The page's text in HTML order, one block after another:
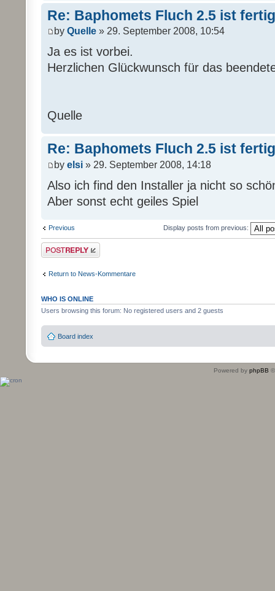
Re: Baphomets Fluch 2.5 ist fertig
by Quelle » 29. September 2008, 10:54
Ja es ist vorbei.
Herzlichen Glückwunsch für das
Quelle
Re: Baphomets Fluch 2.5 ist fertig
by elsi » 29. September 2008, 14:18
Also ich find den Installer ja nicht so
Aber sonst echt geiles Spiel
Previous Display posts from previous:
Post a reply
Return to News-Kommentare
WHO IS ONLINE
Users browsing this forum: No registered users and 2 guests
Board index
Powered by phpBB